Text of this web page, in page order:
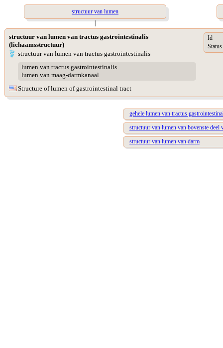
structuur van lumen
|
structuur van lumen van tractus gastrointestinalis
(lichaamsstructuur)
structuur van lumen van tractus gastrointestinalis
lumen van tractus gastrointestinalis
lumen van maag-darmkanaal
Structure of lumen of gastrointestinal tract
Id
Status
gehele lumen van tractus
structuur van lumen van bovenste deel
structuur van lumen van darm